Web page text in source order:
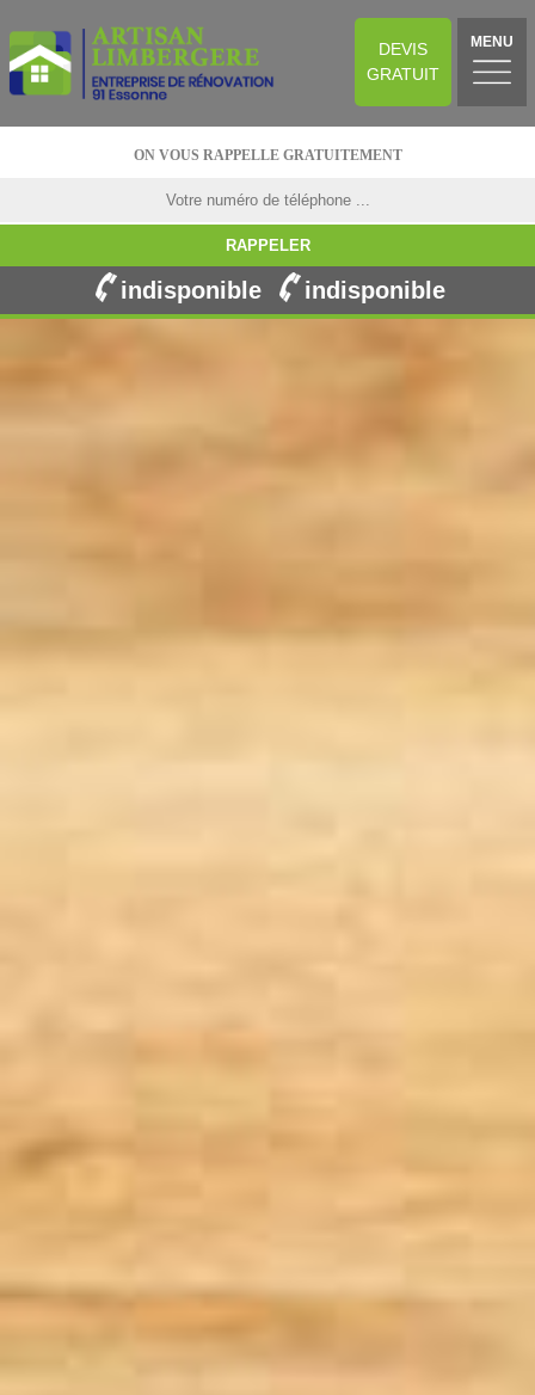
DEVIS
GRATUIT
MENU
ON VOUS RAPPELLE GRATUITEMENT
indisponible indisponible